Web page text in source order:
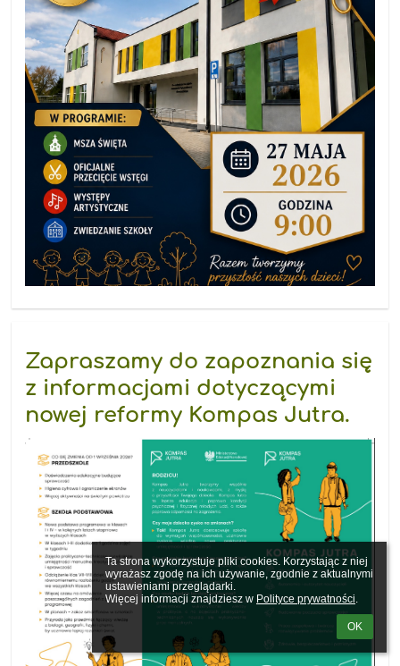
Ta strona wykorzystuje pliki cookies. Korzystając z niej
wyrażasz zgodę na ich używanie, zgodnie z aktualnymi
ustawieniami przeglądarki.
Więcej informacji znajdziesz w Polityce prywatności.
OK
Zapraszamy do zapoznania się
z informacjami dotyczącymi
nowej reformy Kompas Jutra.